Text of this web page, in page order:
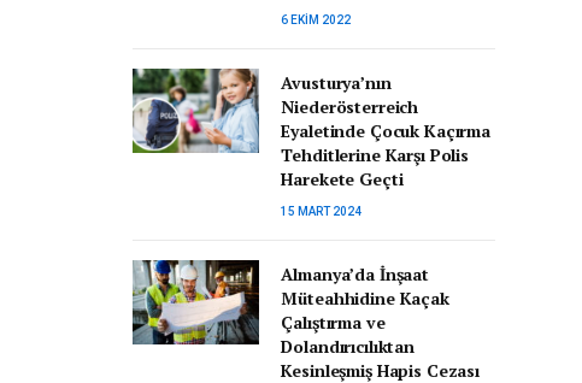
6 EKIM 2022
Avusturya’nın
Niederösterreich
Eyaletinde Çocuk Kaçırma
Tehditlerine Karşı Polis
Harekete Geçti
15 MART 2024
Almanya’da İnşaat
Müteahhidine Kaçak
Çalıştırma ve
Dolandırıcılıktan
Kesinleşmiş Hapis Cezası